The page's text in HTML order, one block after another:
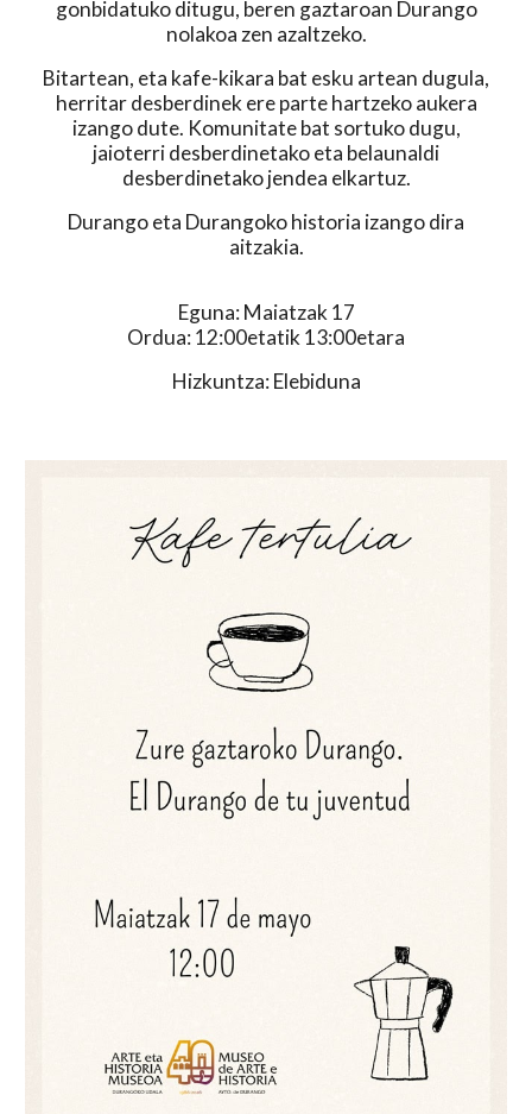
gonbidatuko ditugu, beren gaztaroan Durango
nolakoa zen azaltzeko.
Bitartean, eta kafe-kikara bat esku artean dugula,
herritar desberdinek ere parte hartzeko aukera
izango dute. Komunitate bat sortuko dugu,
jaioterri desberdinetako eta belaunaldi
desberdinetako jendea elkartuz.
Durango eta Durangoko historia izango dira
aitzakia.
Eguna: Maiatzak 17
Ordua: 12:00etatik 13:00etara
Hizkuntza: Elebiduna